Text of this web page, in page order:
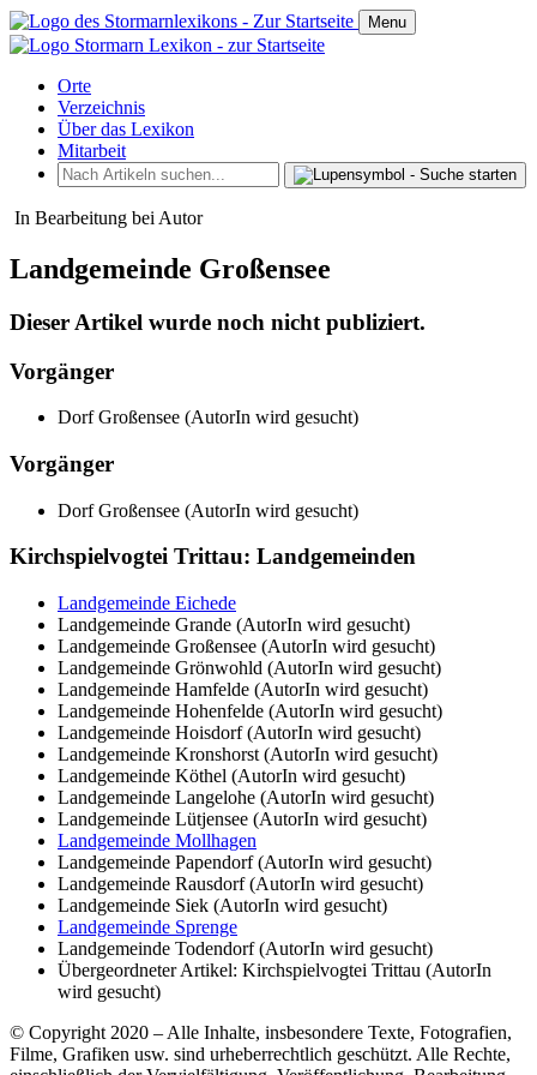
Menu
Orte
Verzeichnis
Über das Lexikon
Mitarbeit
In Bearbeitung bei Autor
Landgemeinde Großensee
Dieser Artikel wurde noch nicht publiziert.
Vorgänger
Dorf Großensee (AutorIn wird gesucht)
Vorgänger
Dorf Großensee (AutorIn wird gesucht)
Kirchspielvogtei Trittau: Landgemeinden
Landgemeinde Eichede
Landgemeinde Grande (AutorIn wird gesucht)
Landgemeinde Großensee (AutorIn wird gesucht)
Landgemeinde Grönwohld (AutorIn wird gesucht)
Landgemeinde Hamfelde (AutorIn wird gesucht)
Landgemeinde Hohenfelde (AutorIn wird gesucht)
Landgemeinde Hoisdorf (AutorIn wird gesucht)
Landgemeinde Kronshorst (AutorIn wird gesucht)
Landgemeinde Köthel (AutorIn wird gesucht)
Landgemeinde Langelohe (AutorIn wird gesucht)
Landgemeinde Lütjensee (AutorIn wird gesucht)
Landgemeinde Mollhagen
Landgemeinde Papendorf (AutorIn wird gesucht)
Landgemeinde Rausdorf (AutorIn wird gesucht)
Landgemeinde Siek (AutorIn wird gesucht)
Landgemeinde Sprenge
Landgemeinde Todendorf (AutorIn wird gesucht)
Übergeordneter Artikel: Kirchspielvogtei Trittau (AutorIn
wird gesucht)
© Copyright 2020 – Alle Inhalte, insbesondere Texte, Fotografien,
Filme, Grafiken usw. sind urheberrechtlich geschützt. Alle Rechte,